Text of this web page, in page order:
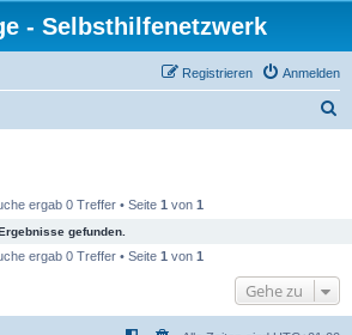
- Selbsthilfenetzwerk
Anmelden
Registrieren
ergab 0 Treffer • Seite 1 von 1
gefunden.
ergab 0 Treffer • Seite 1 von 1
Gehe zu